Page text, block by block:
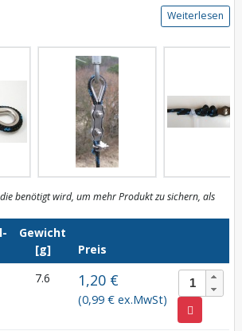
Weiterlesen
benötigt wird, um mehr Produkt zu sichern, als
Gewicht
[g]
Preis
7.6 1,20 €
(0,99 € ex.MwSt)